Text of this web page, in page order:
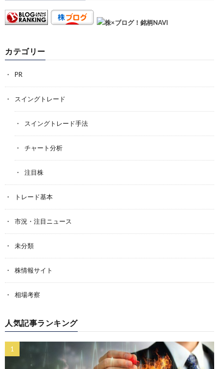
カテゴリー
PR
スイングトレード
スイングトレード手法
チャート分析
注目株
トレード基本
市況・注目ニュース
未分類
株情報サイト
相場考察
人気記事ランキング